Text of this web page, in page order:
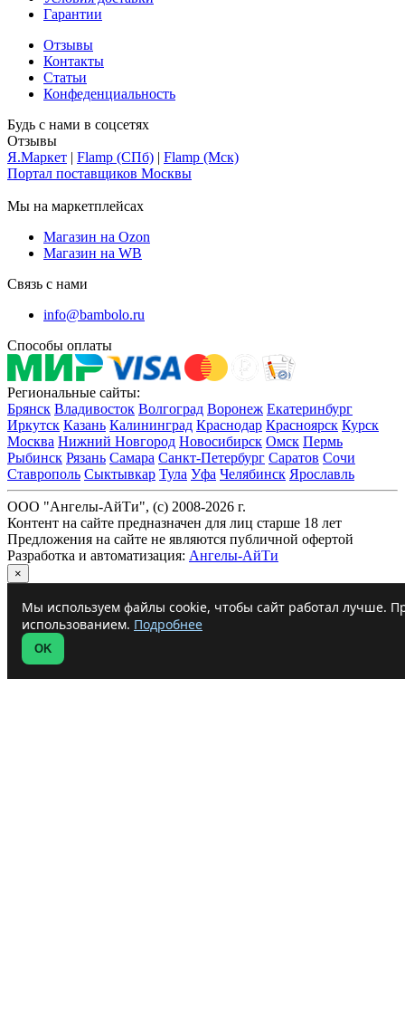
Гарантии
Отзывы
Контакты
Статьи
Конфеденциальность
Будь с нами в соцсетях
Отзывы
Я.Маркет | Flamp (СПб) | Flamp (Мск)
Портал поставщиков Москвы
Мы на маркетплейсах
Магазин на Ozon
Магазин на WB
Связь с нами
info@bambolo.ru
Способы оплаты
Региональные сайты:
Брянск Владивосток Волгоград Воронеж Екатеринбург
Иркутск Казань Калининград Краснодар Красноярск Курск
Москва Нижний Новгород Новосибирск Омск Пермь
Рыбинск Рязань Самара Санкт-Петербург Саратов Сочи
Ставрополь Сыктывкар Тула Уфа Челябинск Ярославль
ООО "Ангелы-АйТи", (c) 2008-2026 г.
Контент на сайте предназначен для лиц старше 18 лет
Предложения на сайте не являются публичной офертой
Разработка и автоматизация: Ангелы-АйТи
×
Мы используем файлы cookie, чтобы сайт работал лучше.
использованием. Подробнее
OK